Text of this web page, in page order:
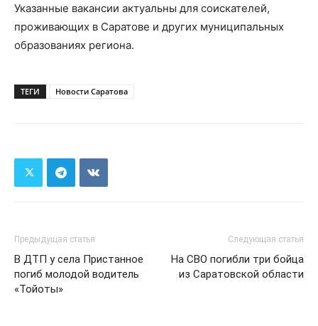
Указанные вакансии актуальны для соискателей,
проживающих в Саратове и других муниципальных
образованиях региона.
ТЕГИ Новости Саратова
Предыдущая статья
В ДТП у села Пристанное
погиб молодой водитель
«Тойоты»
Следующая статья
На СВО погибли три бойца
из Саратовской области